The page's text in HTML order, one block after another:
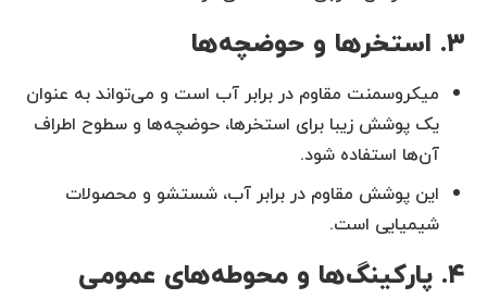
۳. استخرها و حوضچه‌ها
میکروسمنت مقاوم در برابر آب است و می‌تواند به عنوان
یک پوشش زیبا برای استخرها، حوضچه‌ها و سطوح اطراف
آن‌ها استفاده شود.
این پوشش مقاوم در برابر آب، شستشو و محصولات
شیمیایی است.
۴. پارکینگ‌ها و محوطه‌های عمومی